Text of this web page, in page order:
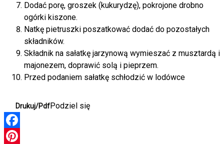
Dodać porę, groszek (kukurydzę), pokrojone drobno
ogórki kiszone.
Natkę pietruszki poszatkować dodać do pozostałych
składników.
Składnik na sałatkę jarzynową wymieszać z musztardą i
majonezem, doprawić solą i pieprzem.
Przed podaniem sałatkę schłodzić w lodówce
Drukuj/PdfPodziel się
Facebook